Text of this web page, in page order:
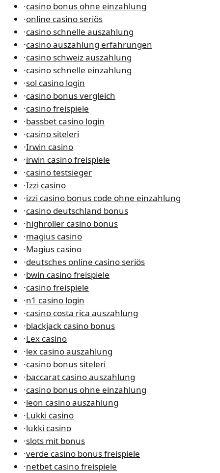
·casino bonus ohne einzahlung
·online casino seriös
·casino schnelle auszahlung
·casino auszahlung erfahrungen
·casino schweiz auszahlung
·casino schnelle einzahlung
·sol casino login
·casino bonus vergleich
·casino freispiele
·bassbet casino login
·casino siteleri
·Irwin casino
·irwin casino freispiele
·casino testsieger
·Izzi casino
·izzi casino bonus code ohne einzahlung
·casino deutschland bonus
·highroller casino bonus
·magius casino
·Magius casino
·deutsches online casino seriös
·bwin casino freispiele
·casino freispiele
·n1 casino login
·casino costa rica auszahlung
·blackjack casino bonus
·Lex casino
·lex casino auszahlung
·casino bonus siteleri
·baccarat casino auszahlung
·casino bonus ohne einzahlung
·leon casino auszahlung
·Lukki casino
·lukki casino
·slots mit bonus
·verde casino bonus freispiele
·netbet casino freispiele